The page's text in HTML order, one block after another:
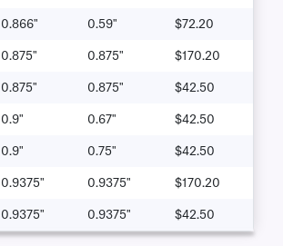
0.866" 0.59" $72.20
0.875" 0.875" $170.20
0.875" 0.875" $42.50
0.9" 0.67" $42.50
0.9" 0.75" $42.50
0.9375" 0.9375" $170.20
0.9375" 0.9375" $42.50